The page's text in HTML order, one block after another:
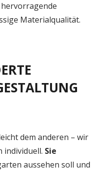
Materialqualität.
P
dem anderen – wir
individuell. Sie
aussehen soll und